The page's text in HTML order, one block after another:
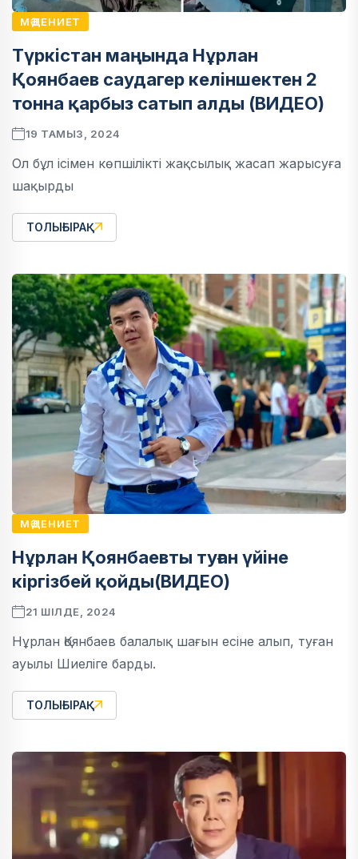
МӘДЕНИЕТ
Түркістан маңында Нұрлан
Қоянбаев саудагер келіншектен 2
тонна қарбыз сатып алды (ВИДЕО)
19 ТАМЫЗ, 2024
Ол бұл ісімен көпшілікті жақсылық жасап жарысуға
шақырды
ТОЛЫҒЫРАҚ
МӘДЕНИЕТ
Нұрлан Қоянбаевты туған үйіне
кіргізбей қойды(ВИДЕО)
21 ШІЛДЕ, 2024
Нұрлан Қоянбаев балалық шағын есіне алып, туған
ауылы Шиеліге барды.
ТОЛЫҒЫРАҚ